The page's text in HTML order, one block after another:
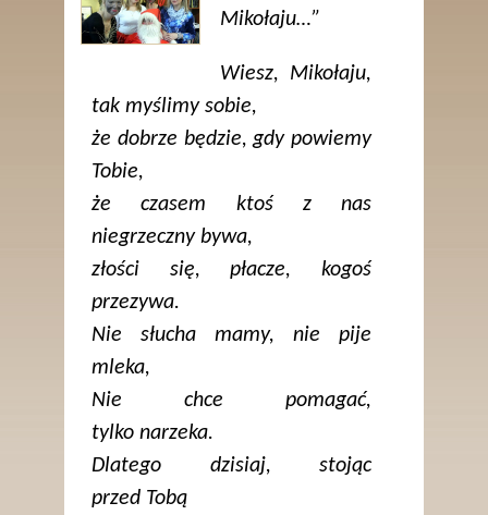
Mikołaju…”
Wiesz, Mikołaju,
tak myślimy sobie,
że dobrze będzie, gdy powiemy
Tobie,
że czasem ktoś z nas
niegrzeczny bywa,
złości się, płacze, kogoś
przezywa.
Nie słucha mamy, nie pije
mleka,
Nie chce pomagać,
tylko narzeka.
Dlatego dzisiaj, stojąc
przed Tobą